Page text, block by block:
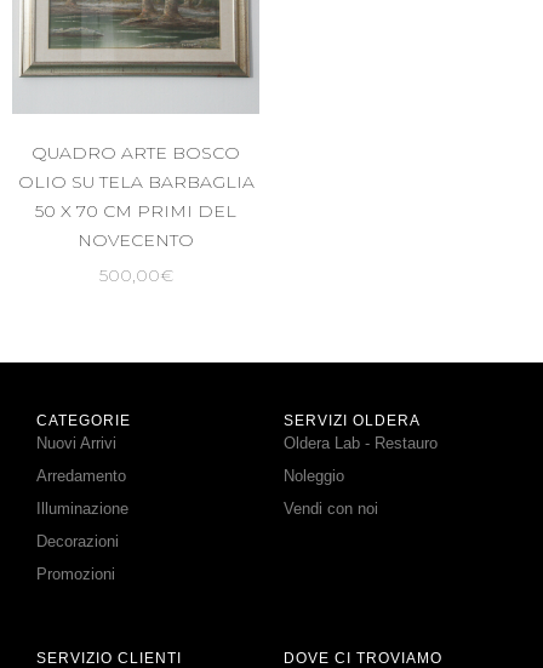
QUADRO ARTE BOSCO
OLIO SU TELA BARBAGLIA
50 X 70 CM PRIMI DEL
NOVECENTO
500,00€
CATEGORIE
Nuovi Arrivi
Arredamento
Illuminazione
Decorazioni
Promozioni
SERVIZI OLDERA
Oldera Lab - Restauro
Noleggio
Vendi con noi
SERVIZIO CLIENTI DOVE CI TROVIAMO